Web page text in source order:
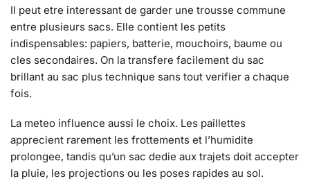
Il peut etre interessant de garder une trousse commune
entre plusieurs sacs. Elle contient les petits
indispensables: papiers, batterie, mouchoirs, baume ou
cles secondaires. On la transfere facilement du sac
brillant au sac plus technique sans tout verifier a chaque
fois.
La meteo influence aussi le choix. Les paillettes
apprecient rarement les frottements et l’humidite
prolongee, tandis qu’un sac dedie aux trajets doit accepter
la pluie, les projections ou les poses rapides au sol.